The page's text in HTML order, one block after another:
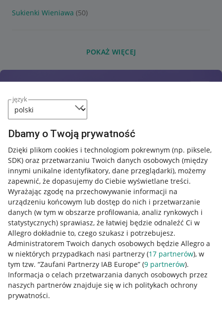
język
Dbamy o Twoją prywatność
Dzięki plikom cookies i technologiom pokrewnym (np. piksele,
SDK) oraz przetwarzaniu Twoich danych osobowych (między
innymi unikalne identyfikatory, dane przeglądarki), możemy
zapewnić, że dopasujemy do Ciebie wyświetlane treści.
Wyrażając zgodę na przechowywanie informacji na
urządzeniu końcowym lub dostęp do nich i przetwarzanie
danych (w tym w obszarze profilowania, analiz rynkowych i
statystycznych) sprawiasz, że łatwiej będzie odnaleźć Ci w
Allegro dokładnie to, czego szukasz i potrzebujesz.
Administratorem Twoich danych osobowych będzie Allegro a
w niektórych przypadkach nasi partnerzy (17 partnerów), w
tym tzw. “Zaufani Partnerzy IAB Europe” (9 partnerów).
Informacja o celach przetwarzania danych osobowych przez
naszych partnerów znajduje się w ich politykach ochrony
prywatności.
Sukienki Wieniawa (50)
POKAŻ WIĘCEJ
Przydatne informacje
Jak to działa